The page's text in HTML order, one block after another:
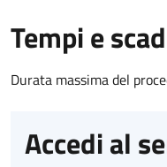
Tempi e
Durata massima del
Accedi al